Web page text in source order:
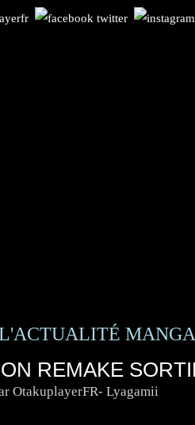
REMAKE
OtakuplayerFR- Lyagamii